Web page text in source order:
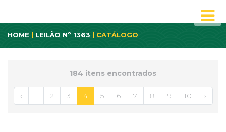
HOME | LEILÃO Nº 1363 | CATÁLOGO
184 itens encontrados
‹ 1 2 3 4 5 6 7 8 9 10 ›